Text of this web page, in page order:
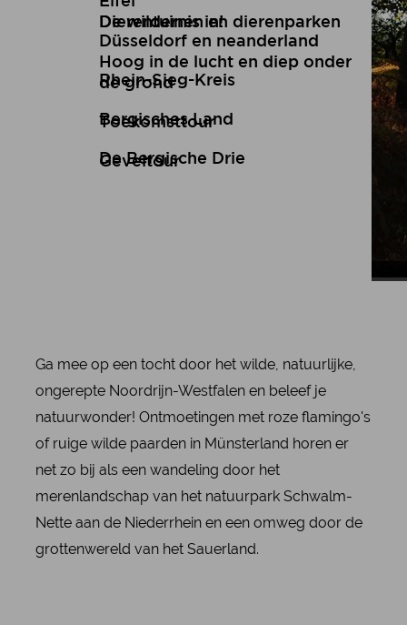
De wildernis in!
Hoog in de lucht en diep onder
de grond
Toekomsttour
Geveltour
Düsseldorf en neanderland
Rhein-Sieg-Kreis
Bergisches Land
De Bergische Drie
Dierentuinen en dierenparken
Ga mee op een tocht door het wilde, natuurlijke,
ongerepte Noordrijn-Westfalen en beleef je
natuurwonder! Ontmoetingen met roze flamingo's
of ruige wilde paarden in Münsterland horen er
net zo bij als een wandeling door het
merenlandschap van het natuurpark Schwalm-
Nette aan de Niederrhein en een omweg door de
grottenwereld van het Sauerland.